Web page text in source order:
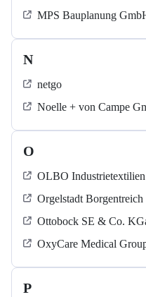
MPS Bauplanung
N
netgo
Noelle + von Campe
O
OLBO
Orgelstadt Borgentreich
Ottobock SE & Co.
OxyCare Medical
P